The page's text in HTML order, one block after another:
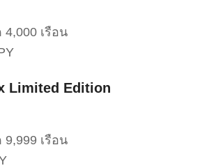
เรือน
Limited Edition
เรือน